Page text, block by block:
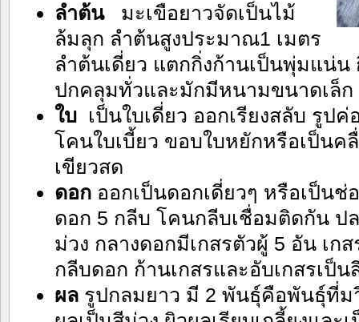
ลำต้นมะเขือยาวจัดเป็นไม้
ล้มลุก ลำต้นสูงประมาณ1 เมตร
ลำต้นเดี่ยว แตกกิ่งก้านเป็นพุ่มแน่
ปกคลุมทั่วและมักมีหนามขนาดเล็ก
ใบเป็นใบเดี่ยว ออกเรียงสลับ รูป
โคนใบเบี้ยว ขอบใบหยักหรือเป็น
เขียวสด
ดอกออกเป็นดอกเดี่ยวๆ หรือเป็นช่
ดอก 5 กลีบ โคนกลีบเชื่อมติดกัน ป
ม่วง กลางดอกมีเกสรตัวผู้ 5 อัน เก
กลีบดอก ก้านเกสรและอับเกสรเป็น
ผลรูปกลมยาว มี 2 พันธุ์คือพันธุ์ที่ม